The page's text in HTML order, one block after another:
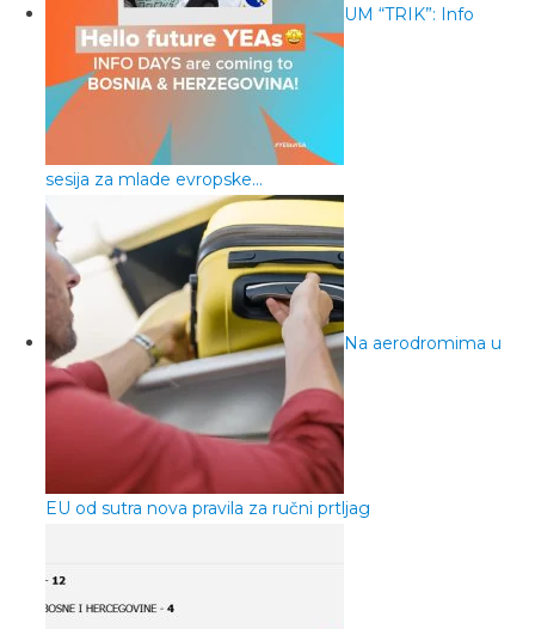
UM “TRIK”: Info
sesija za mlade evropske…
Na aerodromima u
EU od sutra nova pravila za ručni prtljag